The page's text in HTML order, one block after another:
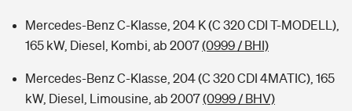
Mercedes-Benz C-Klasse, 204 K (C 320 CDI T-MODELL),
165 kW, Diesel, Kombi, ab 2007(0999 / BHI)
Mercedes-Benz C-Klasse, 204 (C 320 CDI 4MATIC), 165
kW, Diesel, Limousine, ab 2007(0999 / BHV)